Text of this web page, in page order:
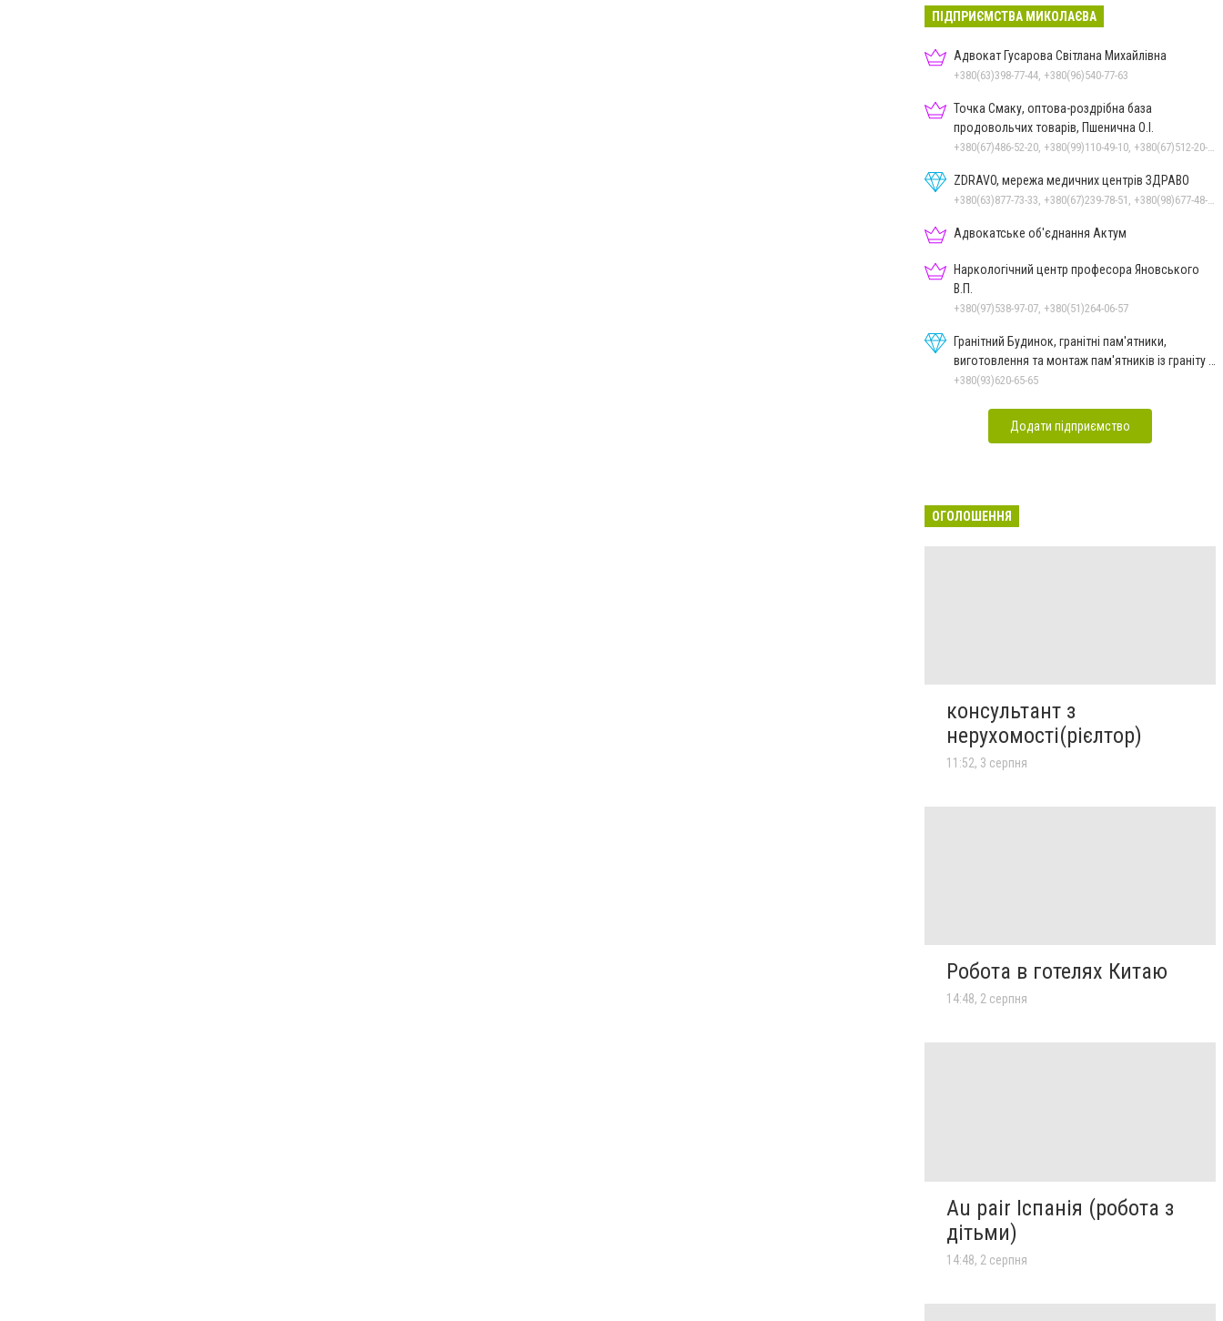
ПІДПРИЄМСТВА МИКОЛАЄВА
Адвокат Гусарова Світлана Михайлівна
+380(63)398-77-44, +380(96)540-77-63
Точка Смаку, оптова-роздрібна база
продовольчих товарів, Пшенична О.І.
ZDRAVO, мережа медичних центрів ЗДРАВО
Адвокатське об'єднання Актум
Наркологічний центр професора Яновського
В.П.
+380(97)538-97-07, +380(51)264-06-57
Гранітний Будинок, гранітні пам'ятники,
виготовлення та монтаж пам'ятників із граніту в
Миколаєві
+380(93)620-65-65
Додати підприємство
ОГОЛОШЕННЯ
консультант з
нерухомості(рієлтор)
11:52, 3 серпня
Робота в готелях Китаю
14:48, 2 серпня
Au pair Іспанія (робота з
дітьми)
14:48, 2 серпня